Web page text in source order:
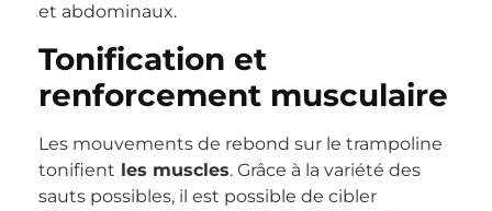
et abdominaux.
Tonification et
renforcement musculaire
Les mouvements de rebond sur le trampoline
tonifient les muscles. Grâce à la variété des
sauts possibles, il est possible de cibler